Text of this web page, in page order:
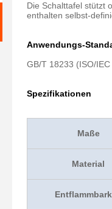
Die Schalttafel stützt
enthalten selbst-
Anwendungs-
GB/T 18233 (ISO/
Spezifikationen
Maße
Material